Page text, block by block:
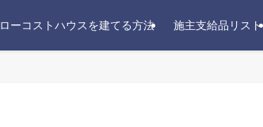
ローコストハウスを建てる方法 施主支給品リスト